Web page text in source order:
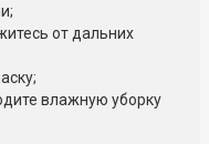
от дальних
влажную уборку